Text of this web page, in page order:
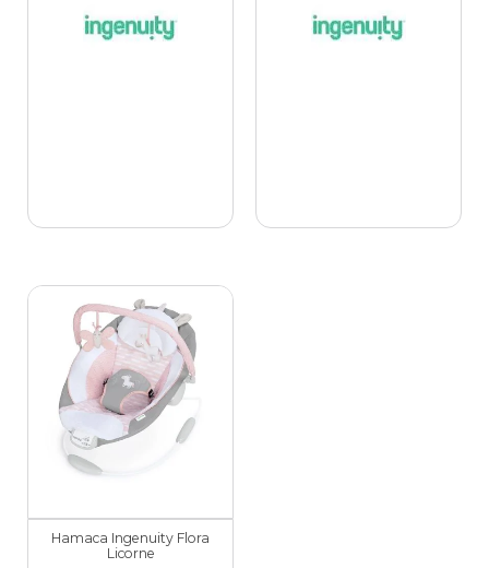
Hamaca Ingenuity Flora
Licorne